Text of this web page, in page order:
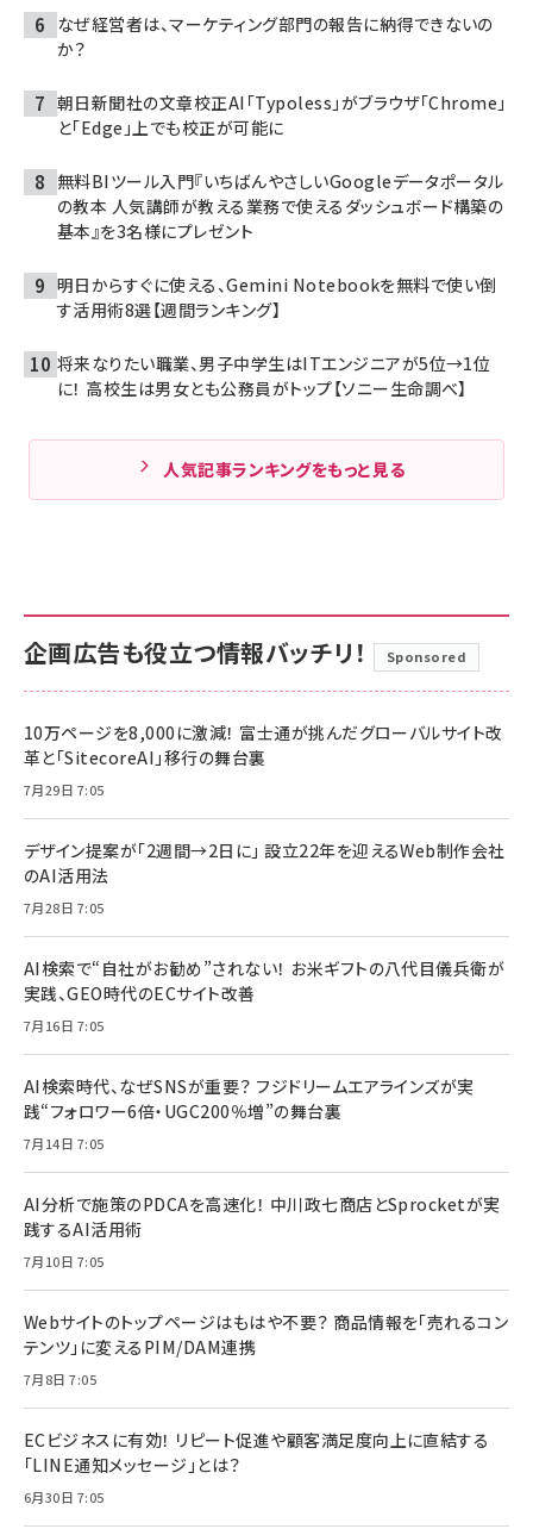
なぜ経営者は、マーケティング部門の報告に納得できないの
か？
朝日新聞社の文章校正AI「Typoless」がブラウザ「Chrome」
と「Edge」上でも校正が可能に
無料BIツール入門『いちばんやさしいGoogleデータポータル
の教本 人気講師が教える業務で使えるダッシュボード構築の
基本』を3名様にプレゼント
明日からすぐに使える、Gemini Notebookを無料で使い倒
す活用術8選【週間ランキング】
将来なりたい職業、男子中学生はITエンジニアが5位→1位
に！ 高校生は男女とも公務員がトップ【ソニー生命調べ】
人気記事ランキングをもっと見る
企画広告も役立つ情報バッチリ！ Sponsored
10万ページを8,000に激減！ 富士通が挑んだグローバルサイト改
革と「SitecoreAI」移行の舞台裏
7月29日 7:05
デザイン提案が「2週間→2日に」 設立22年を迎えるWeb制作会社
のAI活用法
7月28日 7:05
AI検索で“自社がお勧め”されない！ お米ギフトの八代目儀兵衛が
実践、GEO時代のECサイト改善
7月16日 7:05
AI検索時代、なぜSNSが重要？ フジドリームエアラインズが実
践“フォロワー6倍・UGC200％増”の舞台裏
7月14日 7:05
AI分析で施策のPDCAを高速化！ 中川政七商店とSprocketが実
践するAI活用術
7月10日 7:05
Webサイトのトップページはもはや不要？ 商品情報を「売れるコン
テンツ」に変えるPIM/DAM連携
7月8日 7:05
ECビジネスに有効！ リピート促進や顧客満足度向上に直結する
「LINE通知メッセージ」とは？
6月30日 7:05